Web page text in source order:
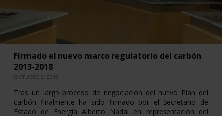
Firmado el nuevo marco regulatorio del carbón
2013-2018
OCTUBRE 2, 2013
Tras un largo proceso de negociación del nuevo Plan del
carbón finalmente ha sido firmado por el Secretario de
Estado de Energía Alberto Nadal en representación del